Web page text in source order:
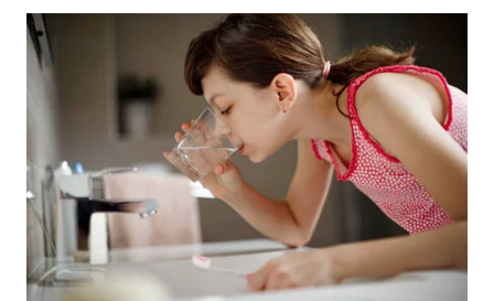
SIMALUNGUN
LABUHANBATU
TAPANULI
TENGAH
WN DELI
SERDANG